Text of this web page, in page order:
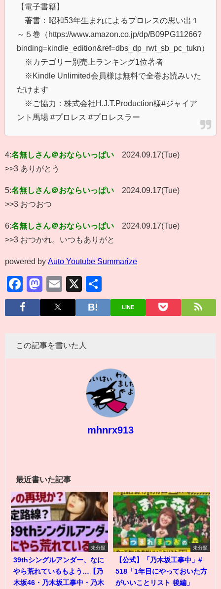
【電子書籍】
著書：昭和53年生まれによるプロレスの思い出１
～５巻（https://www.amazon.co.jp/dp/B09PG11266?
binding=kindle_edition&ref=dbs_dp_rwt_sb_pc_tukn）
※カテゴリー別売上ランキング1位著者
※Kindle Unlimited会員様は無料で全巻お読みいた
だけます
※ご協力：株式会社H.J.T.Production様#ジャイア
ント馬場 #プロレス #プロレスラー
4:名無しさん＠おならいっぱい
2024.09.17(Tue)
>>3 ありがとう
5:名無しさん＠おならいっぱい
2024.09.17(Tue)
>>3 おつおつ
6:名無しさん＠おならいっぱい
2024.09.17(Tue)
>>3 おつかれ。いつもありがと
powered by Auto Youtube Summarize
Facebook
Mastodon
Email
X
有
LINE
この記事を書いた人
mhnrx913
最近書いた記事
未分類
39thシングルアンダー、なに
やら荒れているもよう…【乃
木坂46・乃木坂工事中・乃木
未分類
【公式】「乃木坂工事中」#
518「1年目にやっておいた方
がいいことリスト 後編」